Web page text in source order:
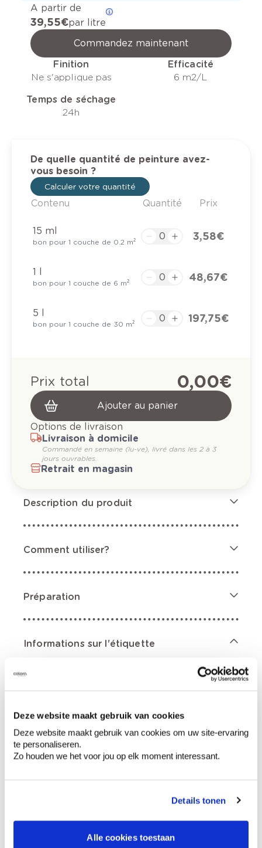
Deze website maakt gebruik van cookies
Deze website maakt gebruik van cookies om uw site-ervaring
te personaliseren.
Zo houden we het voor jou op elk moment interessant.
Details tonen
Alle cookies toestaan
A partir de
39,55 €par litre
Commandez maintenant
Finition
Ne s'applique pas
Efficacité
6 m2/L
Temps de séchage
24h
De quelle quantité de peinture avez-
vous besoin ?
Calculer votre quantité
Contenu Quantité Prix
15 ml
bon pour 1 couche de 0.2 m² 3,58 €
1 l
bon pour 1 couche de 6 m² 48,67 €
5 l
bon pour 1 couche de 30 m² 197,75 €
Prix total 0,00 €
Ajouter au panier
Options de livraison
Livraison à domicile
Commandé en semaine (lu-ve), livré dans les 2 à 3
jours ouvrables.
Retrait en magasin
Description du produit
Comment utiliser?
Préparation
Informations sur l'étiquette
Mentions de danger
Contient 4,5-dichloro-2-octyl-2H-isothiazol-3-
one; 2-octyl-2H-isothiazol-3-one;
inflammables., Peut être mortel en cas
d’ingestion et de pénétration dans les voies
respiratoires., Provoque une irritation
cutanée., Provoque une sévère irritation des